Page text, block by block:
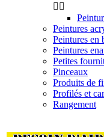
 
Peintures
Peintures en
Peintures
Petites
Pinceaux
Produits de
Profilés et
Rangement